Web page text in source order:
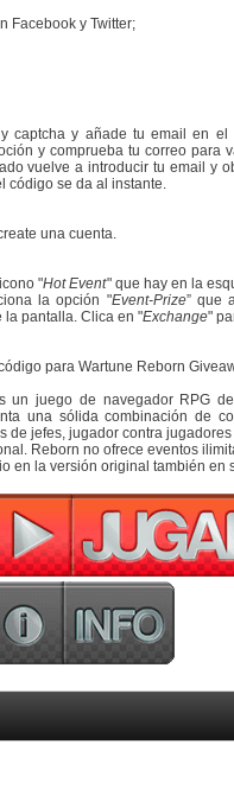
Facebook y Twitter;
captcha y añade tu email en
y comprueba tu correo para
vuelve a introducir tu email y
código se da al instante.
una cuenta.
"Hot Event" que hay en la
la opción "Event-Prize” que
la pantalla. Clica en "Exchange"
para Wartune Reborn
un juego de navegador RPG
una sólida combinación de
de jefes, jugador contra
Reborn no ofrece eventos
en la versión original también en